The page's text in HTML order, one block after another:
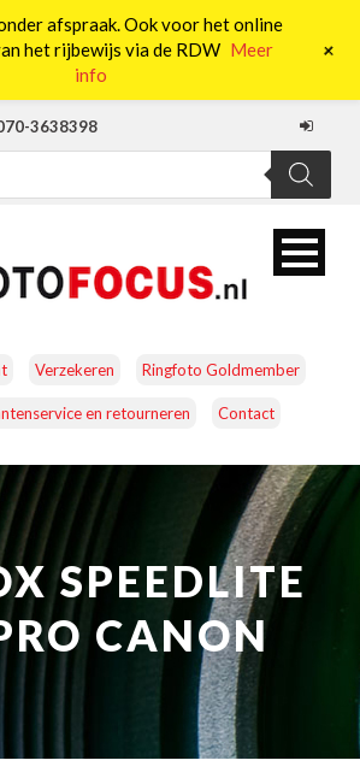
3638398
Verzekeren Ringfoto Goldmember
en retourneren Contact
ACCESSOIRES
MEDIA EN ENERGIE
OCCASIONS
SPEEDLITE
CANON
afspraak. Ook voor het online
het rijbewijs via de RDW Meer
info
+